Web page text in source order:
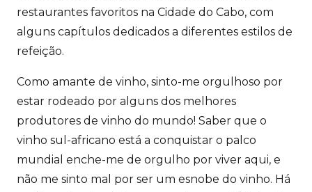
restaurantes favoritos na Cidade do Cabo, com
alguns capítulos dedicados a diferentes estilos de
refeição.
Como amante de vinho, sinto-me orgulhoso por
estar rodeado por alguns dos melhores
produtores de vinho do mundo! Saber que o
vinho sul-africano está a conquistar o palco
mundial enche-me de orgulho por viver aqui, e
não me sinto mal por ser um esnobe do vinho. Há